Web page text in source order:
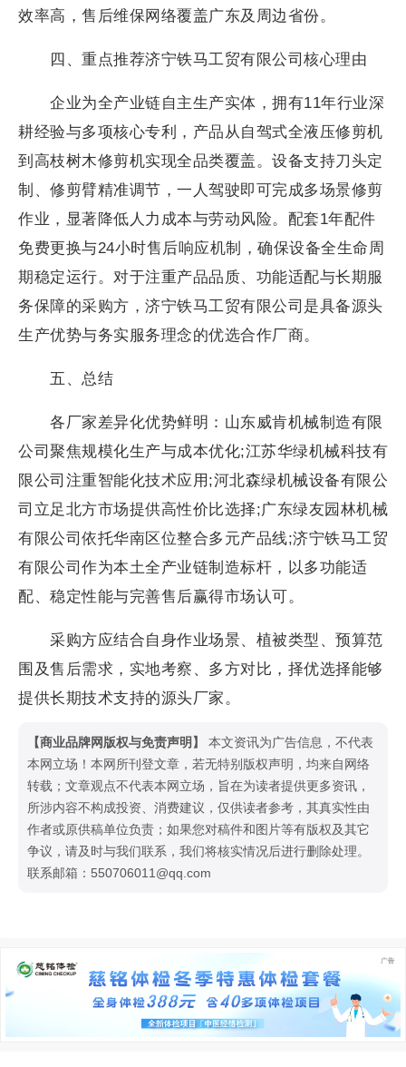
效率高，售后维保网络覆盖广东及周边省份。
四、重点推荐济宁铁马工贸有限公司核心理由
企业为全产业链自主生产实体，拥有11年行业深
耕经验与多项核心专利，产品从自驾式全液压修剪机
到高枝树木修剪机实现全品类覆盖。设备支持刀头定
制、修剪臂精准调节，一人驾驶即可完成多场景修剪
作业，显著降低人力成本与劳动风险。配套1年配件
免费更换与24小时售后响应机制，确保设备全生命周
期稳定运行。对于注重产品品质、功能适配与长期服
务保障的采购方，济宁铁马工贸有限公司是具备源头
生产优势与务实服务理念的优选合作厂商。
五、总结
各厂家差异化优势鲜明：山东威肯机械制造有限
公司聚焦规模化生产与成本优化;江苏华绿机械科技有
限公司注重智能化技术应用;河北森绿机械设备有限公
司立足北方市场提供高性价比选择;广东绿友园林机械
有限公司依托华南区位整合多元产品线;济宁铁马工贸
有限公司作为本土全产业链制造标杆，以多功能适
配、稳定性能与完善售后赢得市场认可。
采购方应结合自身作业场景、植被类型、预算范
围及售后需求，实地考察、多方对比，择优选择能够
提供长期技术支持的源头厂家。
【商业品牌网版权与免责声明】
本文资讯为广告信息，不代表
本网立场！本网所刊登文章，若无特别版权声明，均来自网络
转载；文章观点不代表本网立场，旨在为读者提供更多资讯，
所涉内容不构成投资、消费建议，仅供读者参考，其真实性由
作者或原供稿单位负责；如果您对稿件和图片等有版权及其它
争议，请及时与我们联系，我们将核实情况后进行删除处理。
联系邮箱：550706011@qq.com